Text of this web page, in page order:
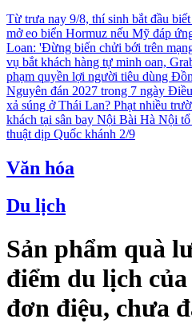
Từ trưa nay 9/8, thí sinh bắt đầu
mở eo biển Hormuz nếu Mỹ đáp
Loan: 'Đừng biến chửi bới trên
vụ bắt khách hàng tự minh oan,
phạm quyền lợi người tiêu dùng
Nguyên đán 2027 trong 7 ngày
xả súng ở Thái Lan? Phạt nhiều
khách tại sân bay Nội Bài Hà Nội tổ
thuật dịp Quốc khánh 2/9
Văn hóa
Du lịch
Sản phẩm quà
điểm du lịch
đơn điệu, chưa